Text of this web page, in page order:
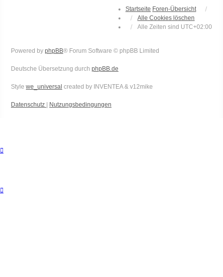
Startseite Foren-Übersicht
Alle Cookies löschen
Alle Zeiten sind UTC+02:00
Powered by phpBB® Forum Software © phpBB Limited
Deutsche Übersetzung durch phpBB.de
Style we_universal created by INVENTEA & v12mike
Datenschutz Nutzungsbedingungen